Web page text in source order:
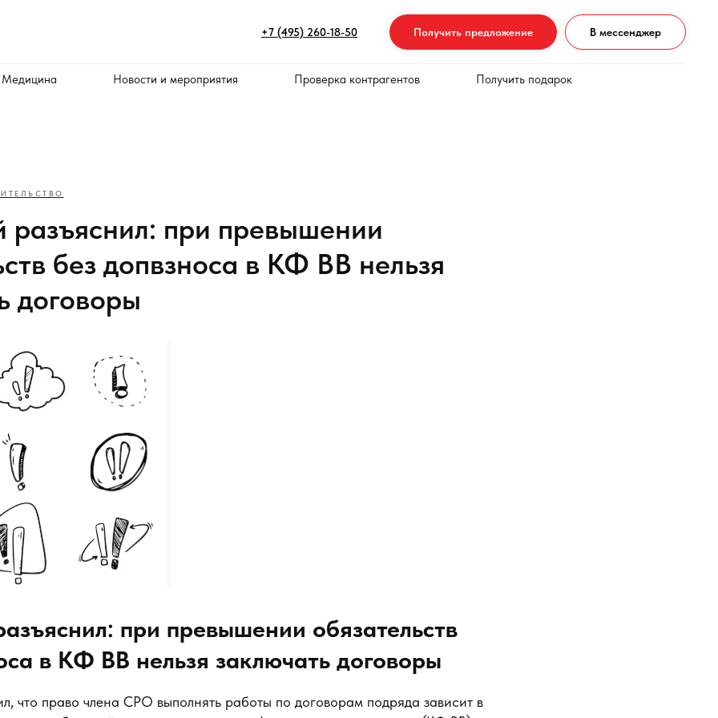
+7 (495) 260-18-50 Получить предложение В мессенджер
Медицина Новости и мероприятия Проверка контрагентов Получить подарок
разъяснил: при превышении
без допвзноса в КФ ВВ нельзя
договоры
при превышении обязательств
в КФ ВВ нельзя заключать договоры
что право члена СРО выполнять работы по договорам подряда зависит в